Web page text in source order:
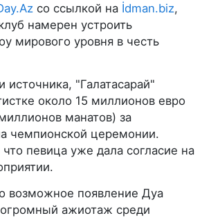
со ссылкой на İdman.biz,
намерен устроить
мирового уровня в честь
"Галатасарай"
около 15 миллионов евро
манатов) за
чемпионской церемонии.
певица уже дала согласие на
возможное появление Дуа
ажиотаж среди